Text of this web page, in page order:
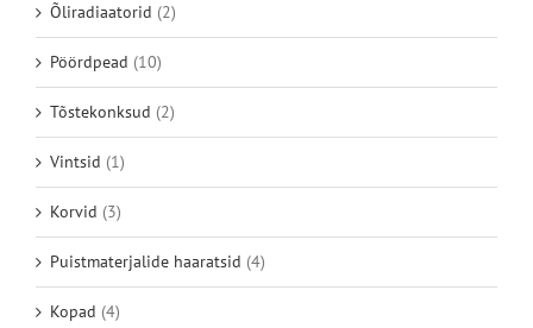
Õliradiaatorid (2)
Pöördpead (10)
Tõstekonksud (2)
Vintsid (1)
Korvid (3)
Puistmaterjalide haaratsid (4)
Kopad (4)